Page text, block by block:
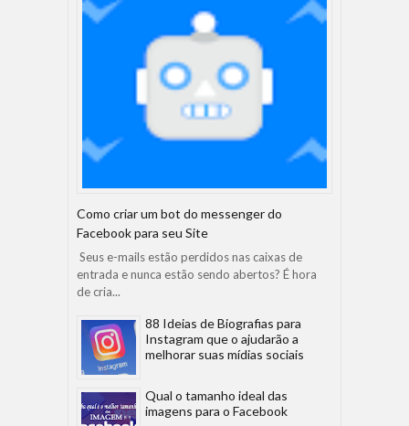
Como criar um bot do messenger do
Facebook para seu Site
Seus e-mails estão perdidos nas caixas de
entrada e nunca estão sendo abertos? É hora
de cria...
88 Ideias de Biografias para
Instagram que o ajudarão a
melhorar suas mídias sociais
Qual o tamanho ideal das
imagens para o Facebook